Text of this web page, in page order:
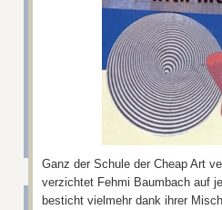
Ganz der Schule der Cheap Art
verzichtet Fehmi Baumbach auf
besticht vielmehr dank ihrer